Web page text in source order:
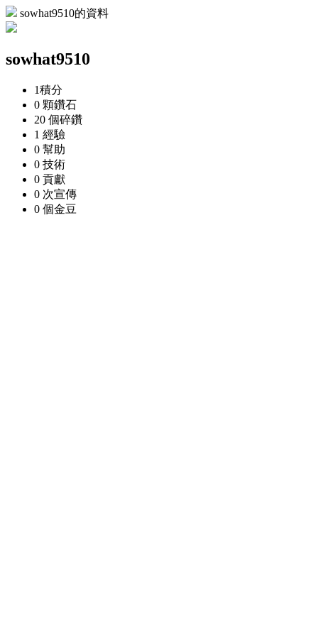
sowhat9510的資料
sowhat9510
1積分
0 顆鑽石
20 個碎鑽
1 經驗
0 幫助
0 技術
0 貢獻
0 次宣傳
0 個金豆